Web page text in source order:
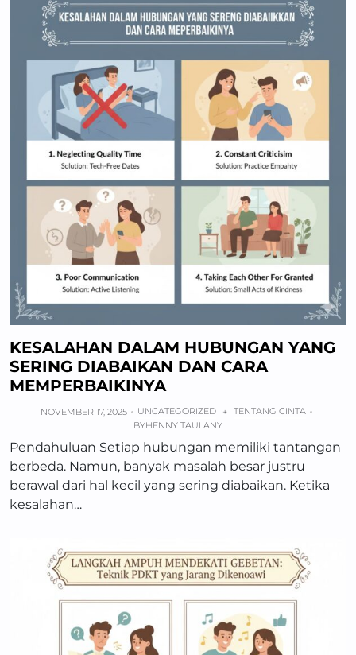
KESALAHAN DALAM HUBUNGAN YANG
SERING DIABAIKAN DAN CARA
MEMPERBAIKINYA
NOVEMBER 17, 2025 UNCATEGORIZED +
TENTANG CINTA
BYHENNY TAULANY
Pendahuluan Setiap hubungan memiliki tantangan
berbeda. Namun, banyak masalah besar justru
berawal dari hal kecil yang sering diabaikan. Ketika
kesalahan…